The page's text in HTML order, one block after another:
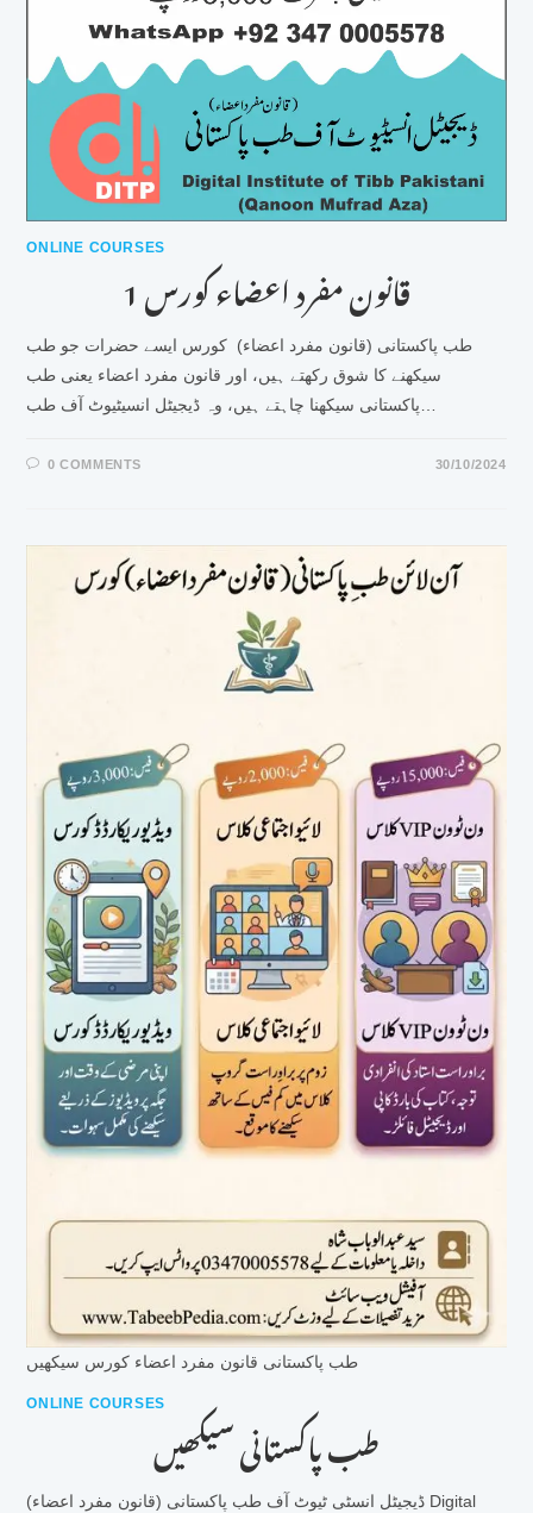
ONLINE COURSES
قانون مفرد اعضاء کورس 1
طب پاکستانی (قانون مفرد اعضاء) کورس ایسے حضرات جو طب
سیکھنے کا شوق رکھتے ہیں، اور قانون مفرد اعضاء یعنی طب
پاکستانی سیکھنا چاہتے ہیں، وہ ڈیجیٹل انسیٹیوٹ آف طب…
0 COMMENTS 30/10/2024
طب پاکستانی قانون مفرد اعضاء کورس سیکھیں
ONLINE COURSES
طب پاکستانی سیکھیں
ڈیجیٹل انسٹی ٹیوٹ آف طب پاکستانی (قانون مفرد اعضاء) Digital